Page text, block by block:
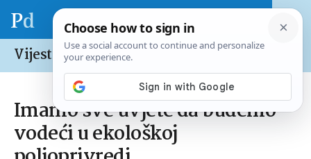
Vijesti /Hrvatska
Imamo sve uvjete da budemo
vodeći u ekološkoj